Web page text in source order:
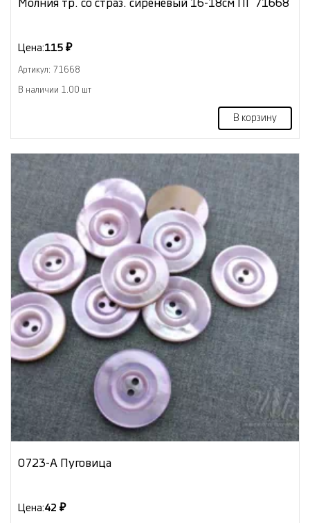
Молния тр. со страз. сиреневый 16-18см ПГ 71668
Цена:115 ₽
Артикул: 71668
В наличии 1.00 шт
В корзину
0723-А Пуговица
Цена:42 ₽